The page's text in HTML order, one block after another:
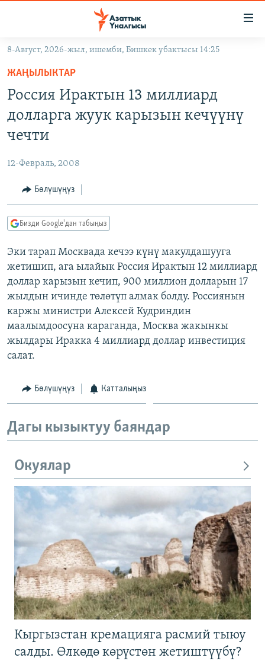
Навигацияга
өтүңүз
Издөөгө
салыңыз
МАДАНИЯТ
УКРАИНА
ТВ ПРОГРАММАЛАР
БҮГҮН АЗАТТЫКТА
ДАНИСТЕ
АЗАТТЫК+
ЫҢГАЙСЫЗ СУРООЛОР
ПОДКАСТ
ЭЕ/АРнун бардык сайттары
8-Август, 2026-жыл, ишемби, Бишкек убактысы 14:25
ЖАҢЫЛЫКТАР
Россия Ирактын 13 миллиард
долларга жуук карызын кечүүнү
чечти
12-Февраль, 2008
Бөлүшүңүз
Бизди Google'дан табыңыз
Эки тарап Москвада кечээ күнү макулдашууга
жетишип, ага ылайык Россия Ирактын 12 миллиард
доллар карызын кечип, 900 миллион долларын 17
жылдын ичинде төлөтүп алмак болду. Россиянын
каржы министри Алексей Кудриндин
маалымдоосуна караганда, Москва жакынкы
жылдары Иракка 4 миллиард доллар инвестиция
салат.
Бөлүшүңүз Катталыңыз
Дагы кызыктуу баяндар
Окуялар
Кыргызстан кремацияга расмий тыюу
салды. Өлкөдө көрүстөн жетиштүүбү?